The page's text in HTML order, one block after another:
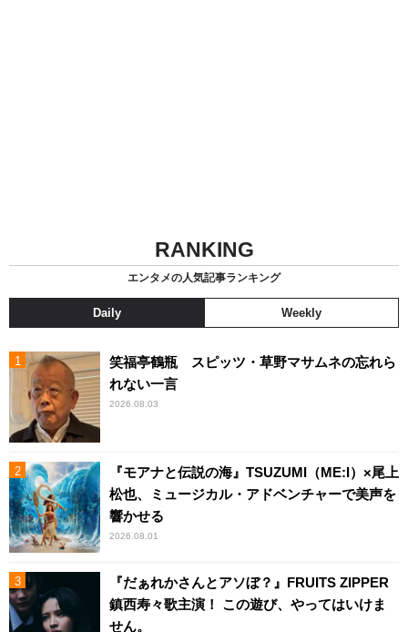
RANKING
エンタメの人気記事ランキング
Daily Weekly
笑福亭鶴瓶 スピッツ・草野マサムネの忘れら
れない一言
2026.08.03
『モアナと伝説の海』TSUZUMI（ME:I）×尾上
松也、ミュージカル・アドベンチャーで美声を
響かせる
2026.08.01
『だぁれかさんとアソぼ？』FRUITS ZIPPER
鎮西寿々歌主演！ この遊び、やってはいけま
せん。